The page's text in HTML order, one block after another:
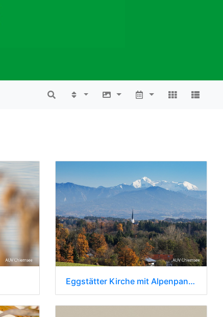
Eggstätter Kirche mit Alpenpanorama